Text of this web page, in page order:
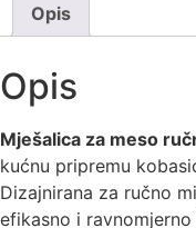
Opis
Opis
Mješalica za meso
kućnu pripremu
Dizajnirana za ručno
efikasno i